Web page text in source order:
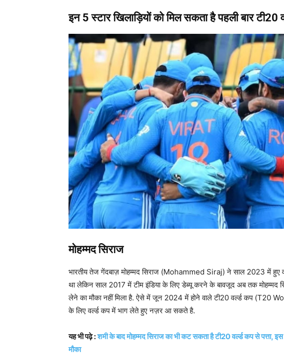
इन 5 स्टार खिलाड़ियों को मिल सकता है पहली बार टी20
मोहम्मद सिराज
भारतीय तेज गेंदबाज़ मोहम्मद सिराज (Mohammed Siraj) ने साल 2023 में हुए
था लेकिन साल 2017 में टीम इंडिया के लिए डेब्यू करने के बावजूद अब तक मोहम्मद
लेने का मौका नहीं मिला है. ऐसे में जून 2024 में होने वाले टी20 वर्ल्ड कप (T20
के लिए वर्ल्ड कप में भाग लेते हुए नज़र आ सकते है.
यह भी पढ़े :शमी के बाद मोहम्मद सिराज का भी कट सकता है टी20 वर्ल्ड कप से पत्ता,
मौका